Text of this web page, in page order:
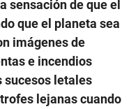
sensación de que el
que el planeta sea
imágenes de
e incendios
sucesos letales
lejanas cuando